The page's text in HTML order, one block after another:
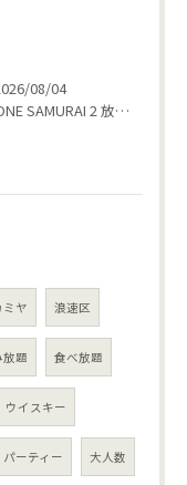
08/04
🥊 ONE SAMURAI 2 放送します‼️
ミヤ 浪速区
題 食べ放題
ウイスキー
パーティー 大人数